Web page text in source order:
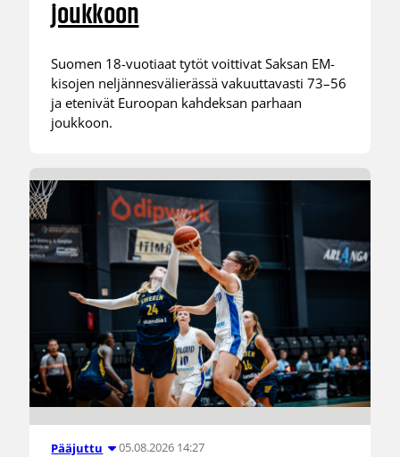
joukkoon
Suomen 18-vuotiaat tytöt voittivat Saksan EM-
kisojen neljännesvälierässä vakuuttavasti 73–56
ja etenivät Euroopan kahdeksan parhaan
joukkoon.
Pääjuttu 05.08.2026 14:27